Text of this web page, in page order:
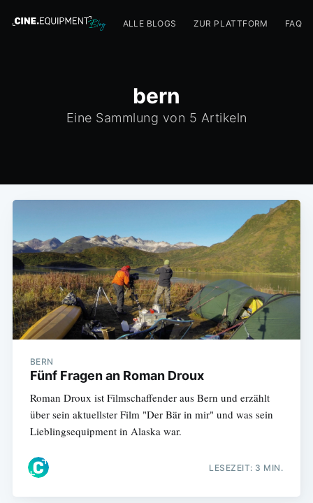
ALLE BLOGS ZUR PLATTFORM FAQ
bern
Eine Sammlung von 5 Artikeln
BERN
Fünf Fragen an Roman Droux
Roman Droux ist Filmschaffender aus Bern und erzählt
über sein aktuellster Film "Der Bär in mir" und was sein
Lieblingsequipment in Alaska war.
LESEZEIT: 3 MIN.